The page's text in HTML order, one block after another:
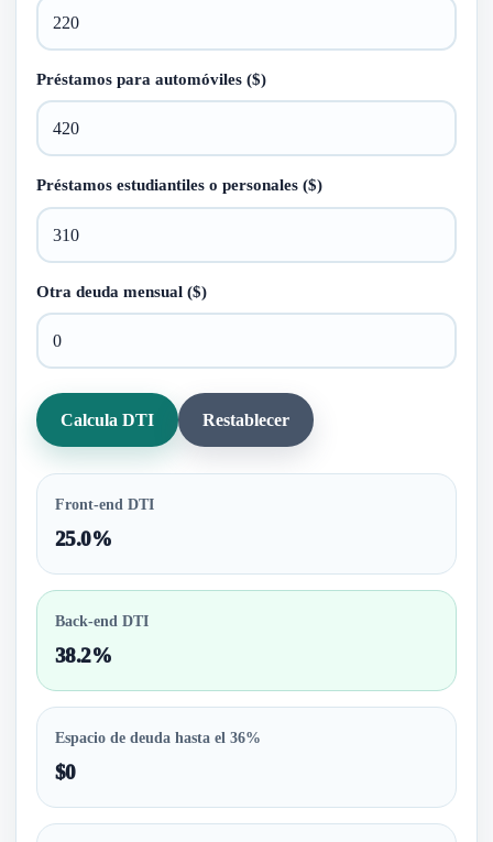
Préstamos para automóviles ($)
Préstamos estudiantiles o personales ($)
Otra deuda mensual ($)
Calcula DTI Restablecer
Front-end DTI
25.0%
Back-end DTI
38.2%
Espacio de deuda hasta el 36%
$0